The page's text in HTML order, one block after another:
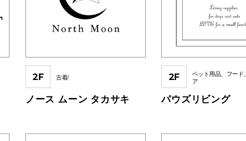
2F 古着/
ノース ムーン タカサキ
2F
ペット用品、フード
ア
パウズリビング